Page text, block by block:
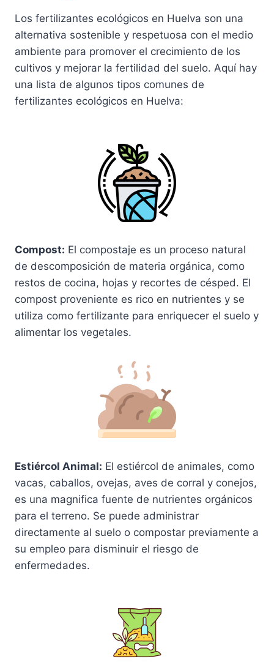
Los fertilizantes ecológicos en Huelva son una
alternativa sostenible y respetuosa con el medio
ambiente para promover el crecimiento de los
cultivos y mejorar la fertilidad del suelo. Aquí hay
una lista de algunos tipos comunes de
fertilizantes ecológicos en Huelva:
Compost: El compostaje es un proceso natural
de descomposición de materia orgánica, como
restos de cocina, hojas y recortes de césped. El
compost proveniente es rico en nutrientes y se
utiliza como fertilizante para enriquecer el suelo y
alimentar los vegetales.
Estiércol Animal: El estiércol de animales, como
vacas, caballos, ovejas, aves de corral y conejos,
es una magnifica fuente de nutrientes orgánicos
para el terreno. Se puede administrar
directamente al suelo o compostar previamente a
su empleo para disminuir el riesgo de
enfermedades.